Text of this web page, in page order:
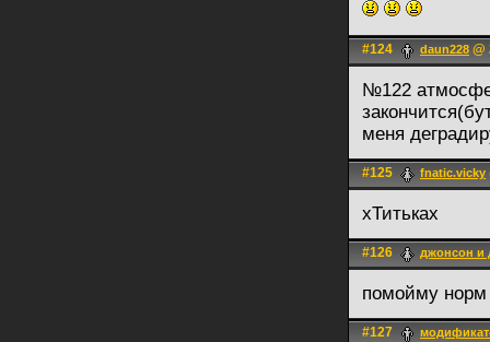
#124 daun228 @
№122
меня
#125 fnatic.vicky
хТитьках
#126 джонсон и
помойму
#127